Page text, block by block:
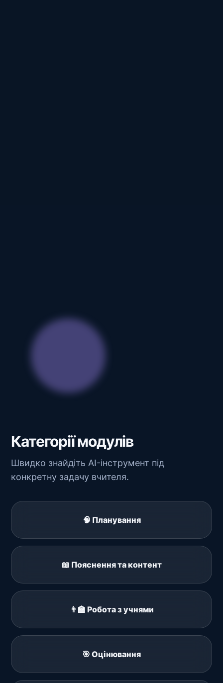
Категорії модулів
Швидко знайдіть AI-інструмент під
конкретну задачу вчителя.
🧠 Планування
📖 Пояснення та контент
👨‍🏫 Робота з учнями
🎯 Оцінювання